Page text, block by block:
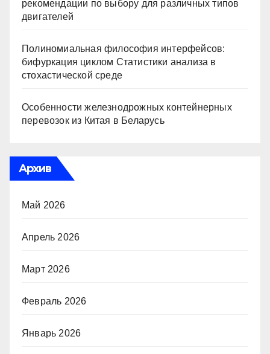
рекомендации по выбору для различных типов
двигателей
Полиномиальная философия интерфейсов:
бифуркация циклом Статистики анализа в
стохастической среде
Особенности железнодрожных контейнерных
перевозок из Китая в Беларусь
Архив
Май 2026
Апрель 2026
Март 2026
Февраль 2026
Январь 2026